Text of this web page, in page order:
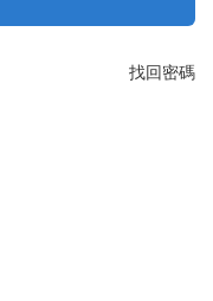
找回密碼